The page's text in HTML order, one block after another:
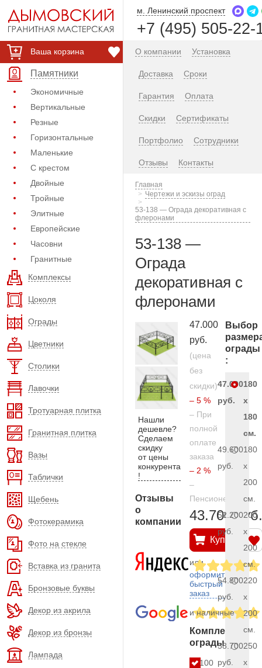
Ваша корзина
Памятники
Экономичные
Вертикальные
Резные
Горизонтальные
Маленькие
С крестом
Двойные
Тройные
Элитные
Европейские
Часовни
Гранитные
Комплексы
Цоколя
Ограды
Цветники
Столики
Лавочки
Тротуарная плитка
Гранитная плитка
Вазы
Таблички
Щебень
Фотокерамика
Фото на стекле
Вставка из гранита
Бронзовые буквы
Декор из акрила
Декор из бронзы
Лампада
м. Ленинский проспект
+7 (495) 505-22-
О компании Установка
Доставка Сроки
Гарантия Оплата
Скидки Сертификаты
Портфолио Сотрудники
Отзывы Контакты
Главная
Чертежи и эскизы оград
53-138 — Ограда декоративная с
флеронами
53-138 —
Ограда
декоративная с
флеронами
Нашли
дешевле?
Сделаем
скидку
от цены
конкурента
!
Отзывы
о
компании
47.000
руб.
(цена
без
скидки)
– 5 %
– При
полной
оплате
заказа
– 2 %
–
Пенсионерам
43.700 руб.
Купить
или
оформить
быстрый
заказ
и наличные
Комплект
ограды
100
Выбор
ограды
:
47.000
руб.
180
x
180
см.
49.600
руб.
180
x
200
см.
52.200
руб.
200
x
200
см.
54.800
руб.
220
x
200
см.
58.700
руб.
250
x